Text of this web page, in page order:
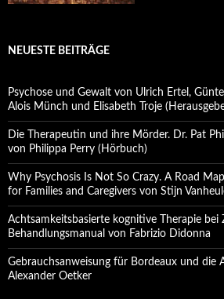
NEUESTE BEITRÄGE
Psychose und Gewalt von Ulrich Ertel,
Alois Münch und Elisabeth Troje
Die Therapeutin und ihre Mörder. Dr. Pat
von Philippa Perry (Hörbuch)
Why Psychosis Is Not So Crazy. A Road
for Families and Caregivers von Stijn
Achtsamkeitsbasierte kognitive Therapie bei
Behandlungsmanual von Fabrizio Didonna
Gebrauchsanweisung für Bordeaux und die
Alexander Oetker